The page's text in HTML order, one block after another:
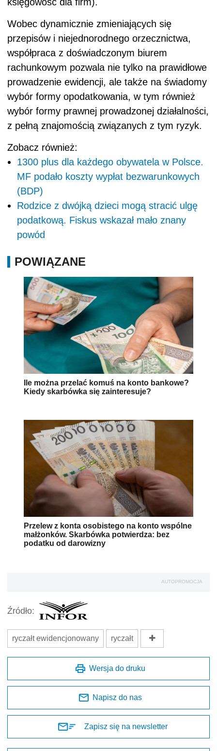
Wobec dynamicznie zmieniających się
przepisów i niejednorodnego orzecznictwa,
współpraca z doświadczonym biurem
rachunkowym pozwala nie tylko na prawidłowe
prowadzenie ewidencji, ale także na świadomy
wybór formy opodatkowania, w tym również
wybór formy prawnej prowadzonej działalności,
z pełną znajomością związanych z tym ryzyk.
Zobacz również:
1300 plus dla każdego obywatela w Polsce.
MF podało koszty wypłat bezwarunkowych
(BDP)
Rodzice z dwójką dzieci mogą stracić ulgę
podatkową. Fiskus wskazał mało znany
powód
POWIĄZANE
Ile można przelać komuś na konto bankowe?
Kiedy skarbówka się zainteresuje?
Przelew z konta osobistego na konto wspólne
małżonków. Skarbówka potwierdza: bez
podatku od darowizny
AUTOPROMOCJA
Źródło:
ryczałt ewidencjonowany ryczałt
Wersja do druku
Napisz do nas
Zapisz się na newsletter